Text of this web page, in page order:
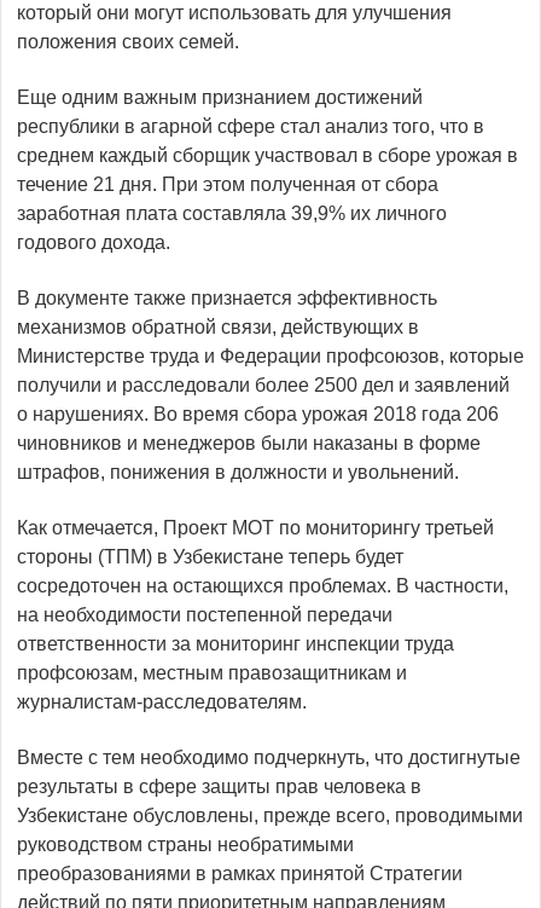
который они могут использовать для улучшения
положения своих семей.
Еще одним важным признанием достижений
республики в агарной сфере стал анализ того, что в
среднем каждый сборщик участвовал в сборе урожая в
течение 21 дня. При этом полученная от сбора
заработная плата составляла 39,9% их личного
годового дохода.
В документе также признается эффективность
механизмов обратной связи, действующих в
Министерстве труда и Федерации профсоюзов, которые
получили и расследовали более 2500 дел и заявлений
о нарушениях. Во время сбора урожая 2018 года 206
чиновников и менеджеров были наказаны в форме
штрафов, понижения в должности и увольнений.
Как отмечается, Проект МОТ по мониторингу третьей
стороны (ТПМ) в Узбекистане теперь будет
сосредоточен на остающихся проблемах. В частности,
на необходимости постепенной передачи
ответственности за мониторинг инспекции труда
профсоюзам, местным правозащитникам и
журналистам-расследователям.
Вместе с тем необходимо подчеркнуть, что достигнутые
результаты в сфере защиты прав человека в
Узбекистане обусловлены, прежде всего, проводимыми
руководством страны необратимыми
преобразованиями в рамках принятой Стратегии
действий по пяти приоритетным направлениям